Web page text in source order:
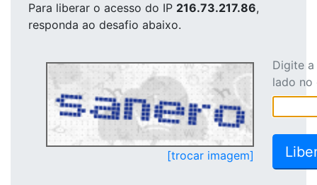
Para liberar o acesso do IP 216.73.217.86,
responda ao desafio abaixo.
[trocar imagem]
Digite
lado no